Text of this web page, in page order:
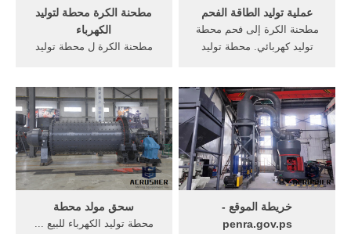
مطحنة الكرة محطة لتوليد
الكهرباء
مطحنة الكرة ل محطة توليد
توليد الحرارية-والتي غالبا ما
تنتج عن احتراق وقود- إلى
طاقة حركية لتوليد الكهرباء.
عملية توليد الطاقة الفحم
مطحنة الكرة إلى فحم محطة
توليد كهربائي. محطة توليد
بالإضافة إلى توليد الطاقة ...
مطحنة الفحم في محطة توليد
... الدردشة على الانترنت
سحق مولد محطة
محطة توليد الكهرباء للبيع ...
خريطة الموقع -
penra.gov.ps